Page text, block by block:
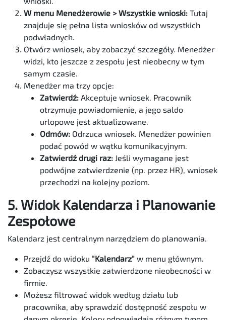
W menu Menedżerowie > Wszystkie wnioski: Tutaj
znajduje się pełna lista wniosków od wszystkich
podwładnych.
Otwórz wniosek, aby zobaczyć szczegóły. Menedżer
widzi, kto jeszcze z zespołu jest nieobecny w tym
samym czasie.
Menedżer ma trzy opcje:
Zatwierdź: Akceptuje wniosek. Pracownik
otrzymuje powiadomienie, a jego saldo
urlopowe jest aktualizowane.
Odmów: Odrzuca wniosek. Menedżer powinien
podać powód w wątku komunikacyjnym.
Zatwierdź drugi raz: Jeśli wymagane jest
podwójne zatwierdzenie (np. przez HR), wniosek
przechodzi na kolejny poziom.
5. Widok Kalendarza i Planowanie
Zespołowe
Kalendarz jest centralnym narzędziem do planowania.
Przejdź do widoku "Kalendarz" w menu głównym.
Zobaczysz wszystkie zatwierdzone nieobecności w
firmie.
Możesz filtrować widok według działu lub
pracownika, aby sprawdzić dostępność zespołu w